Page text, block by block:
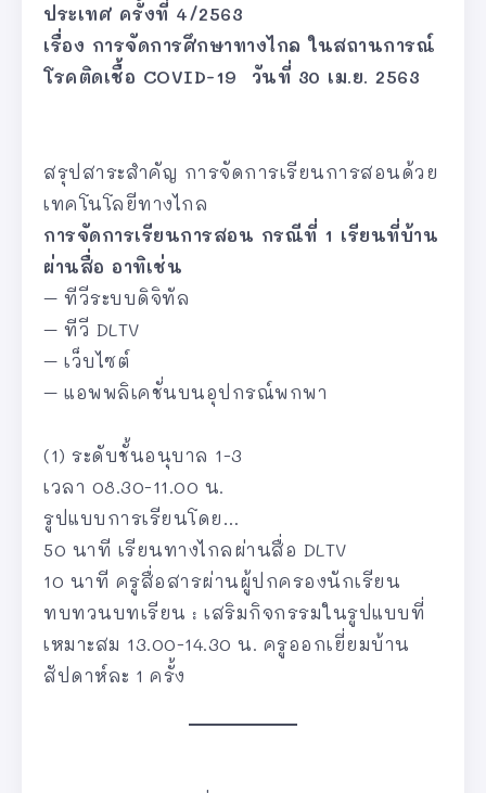
ประเทศ ครั้งที่ 4/2563
เรื่อง การจัดการศึกษาทางไกล ในสถานการณ์
โรคติดเชื้อ COVID-19 วันที่ 30 เม.ย. 2563
สรุปสาระสำคัญ การจัดการเรียนการสอนด้วย
เทคโนโลยีทางไกล
การจัดการเรียนการสอน กรณีที่ 1 เรียนที่บ้าน
ผ่านสื่อ อาทิเช่น
– ทีวีระบบดิจิทัล
– ทีวี DLTV
– เว็บไซต์
– แอพพลิเคชั่นบนอุปกรณ์พกพา
(1) ระดับชั้นอนุบาล 1-3
เวลา 08.30-11.00 น.
รูปแบบการเรียนโดย…
50 นาที เรียนทางไกลผ่านสื่อ DLTV
10 นาที ครูสื่อสารผ่านผู้ปกครองนักเรียน
ทบทวนบทเรียน : เสริมกิจกรรมในรูปแบบที่
เหมาะสม 13.00-14.30 น. ครูออกเยี่ยมบ้าน
สัปดาห์ละ 1 ครั้ง